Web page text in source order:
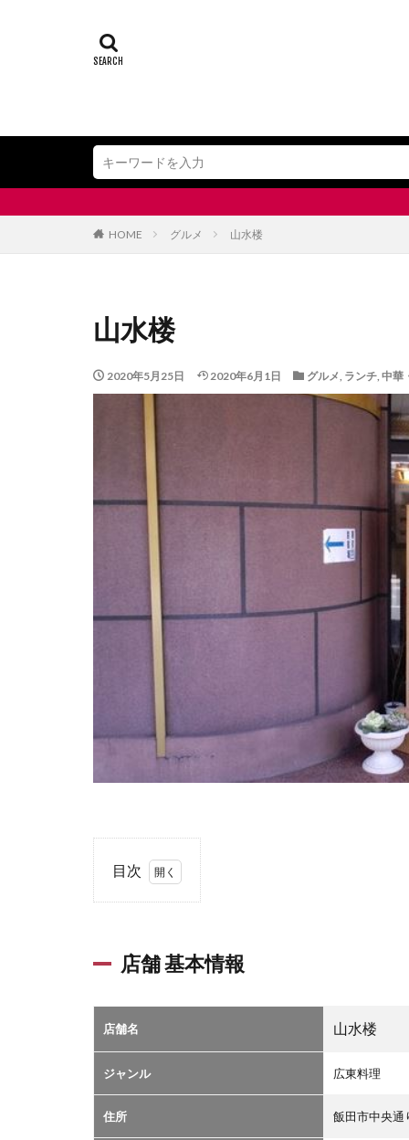
HOME グルメ 山水楼
山水楼
2020年5月25日 2020年6月1日 グルメ, ランチ, 中華
目次
本
店
細
店舗 基本情報
店舗名 山水楼
ジャンル 広東料理
住所 飯田市中央通